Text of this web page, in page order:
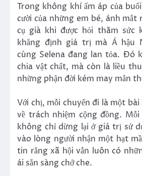
Trong không khí ấm áp của
cười của những em bé, ánh mắt
cụ già khi được hỏi thăm sức
khẳng định giá trị mà Á hậu
cùng Selena đang lan tỏa. Đó
chia vật chất, mà còn là liều
những phận đời kém may mắn
Với chị, mỗi chuyến đi là một
về trách nhiệm cộng đồng.
không chỉ dừng lại ở giá trị sử
vào lòng người nhận một hạt
tin rằng xã hội vẫn luôn có
ái sẵn sàng chở che.